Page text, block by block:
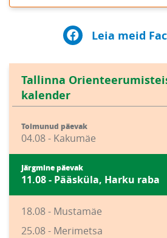
Leia meid
Tallinna
kalender
Toimunud päevak
04.08 - Kakumäe
Järgmine päevak
11.08 - Pääsküla, Harku raba
18.08 - Mustamäe
25.08 - Merimetsa